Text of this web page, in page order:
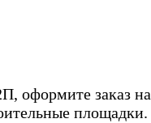
оформите заказ на
площадки.